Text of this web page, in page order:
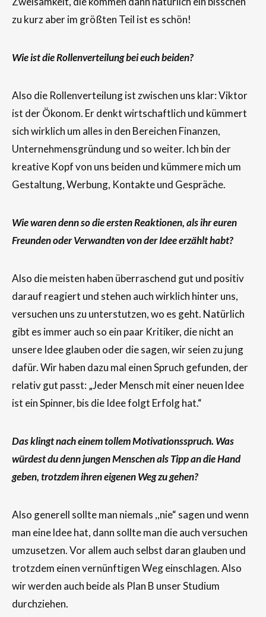
zu kurz aber im größten Teil ist es schön!
Wie ist die Rollenverteilung bei euch beiden?
Also die Rollenverteilung ist zwischen uns klar: Viktor
ist der Ökonom. Er denkt wirtschaftlich und kümmert
sich wirklich um alles in den Bereichen Finanzen,
Unternehmensgründung und so weiter. lch bin der
kreative Kopf von uns beiden und kümmere mich um
Gestaltung, Werbung, Kontakte und Gespräche.
Wie waren denn so die ersten Reaktionen, als ihr euren
Freunden oder Verwandten von der Idee erzählt habt?
Also die meisten haben überraschend gut und positiv
darauf reagiert und stehen auch wirklich hinter uns,
versuchen uns zu unterstutzen, wo es geht. Natürlich
gibt es immer auch so ein paar Kritiker, die nicht an
unsere Idee glauben oder die sagen, wir seien zu jung
dafür. Wir haben dazu mal einen Spruch gefunden, der
relativ gut passt: „Jeder Mensch mit einer neuen ldee
ist ein Spinner, bis die Idee folgt Erfolg hat.“
Das klingt nach einem tollem Motivationsspruch. Was
würdest du denn jungen Menschen als Tipp an die Hand
geben, trotzdem ihren eigenen Weg zu gehen?
Also generell sollte man niemals ,,nie“ sagen und wenn
man eine ldee hat, dann sollte man die auch versuchen
umzusetzen. Vor allem auch selbst daran glauben und
trotzdem einen vernünftigen Weg einschlagen. Also
wir werden auch beide als Plan B unser Studium
durchziehen.